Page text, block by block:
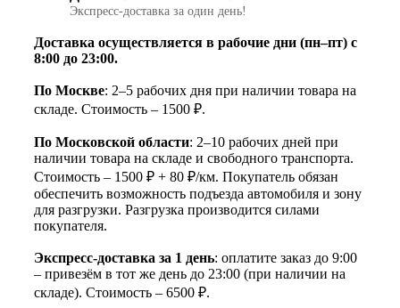
Экспресс‑доставка за один день!
Доставка осуществляется в рабочие дни (пн–пт) с
8:00 до 23:00.
По Москве: 2–5 рабочих дня при наличии товара на
складе. Стоимость – 1500 ₽.
По Московской области: 2–10 рабочих дней при
наличии товара на складе и свободного транспорта.
Стоимость – 1500 ₽ + 80 ₽/км. Покупатель обязан
обеспечить возможность подъезда автомобиля и зону
для разгрузки. Разгрузка производится силами
покупателя.
Экспресс-доставка за 1 день: оплатите заказ до 9:00
– привезём в тот же день до 23:00 (при наличии на
складе). Стоимость – 6500 ₽.